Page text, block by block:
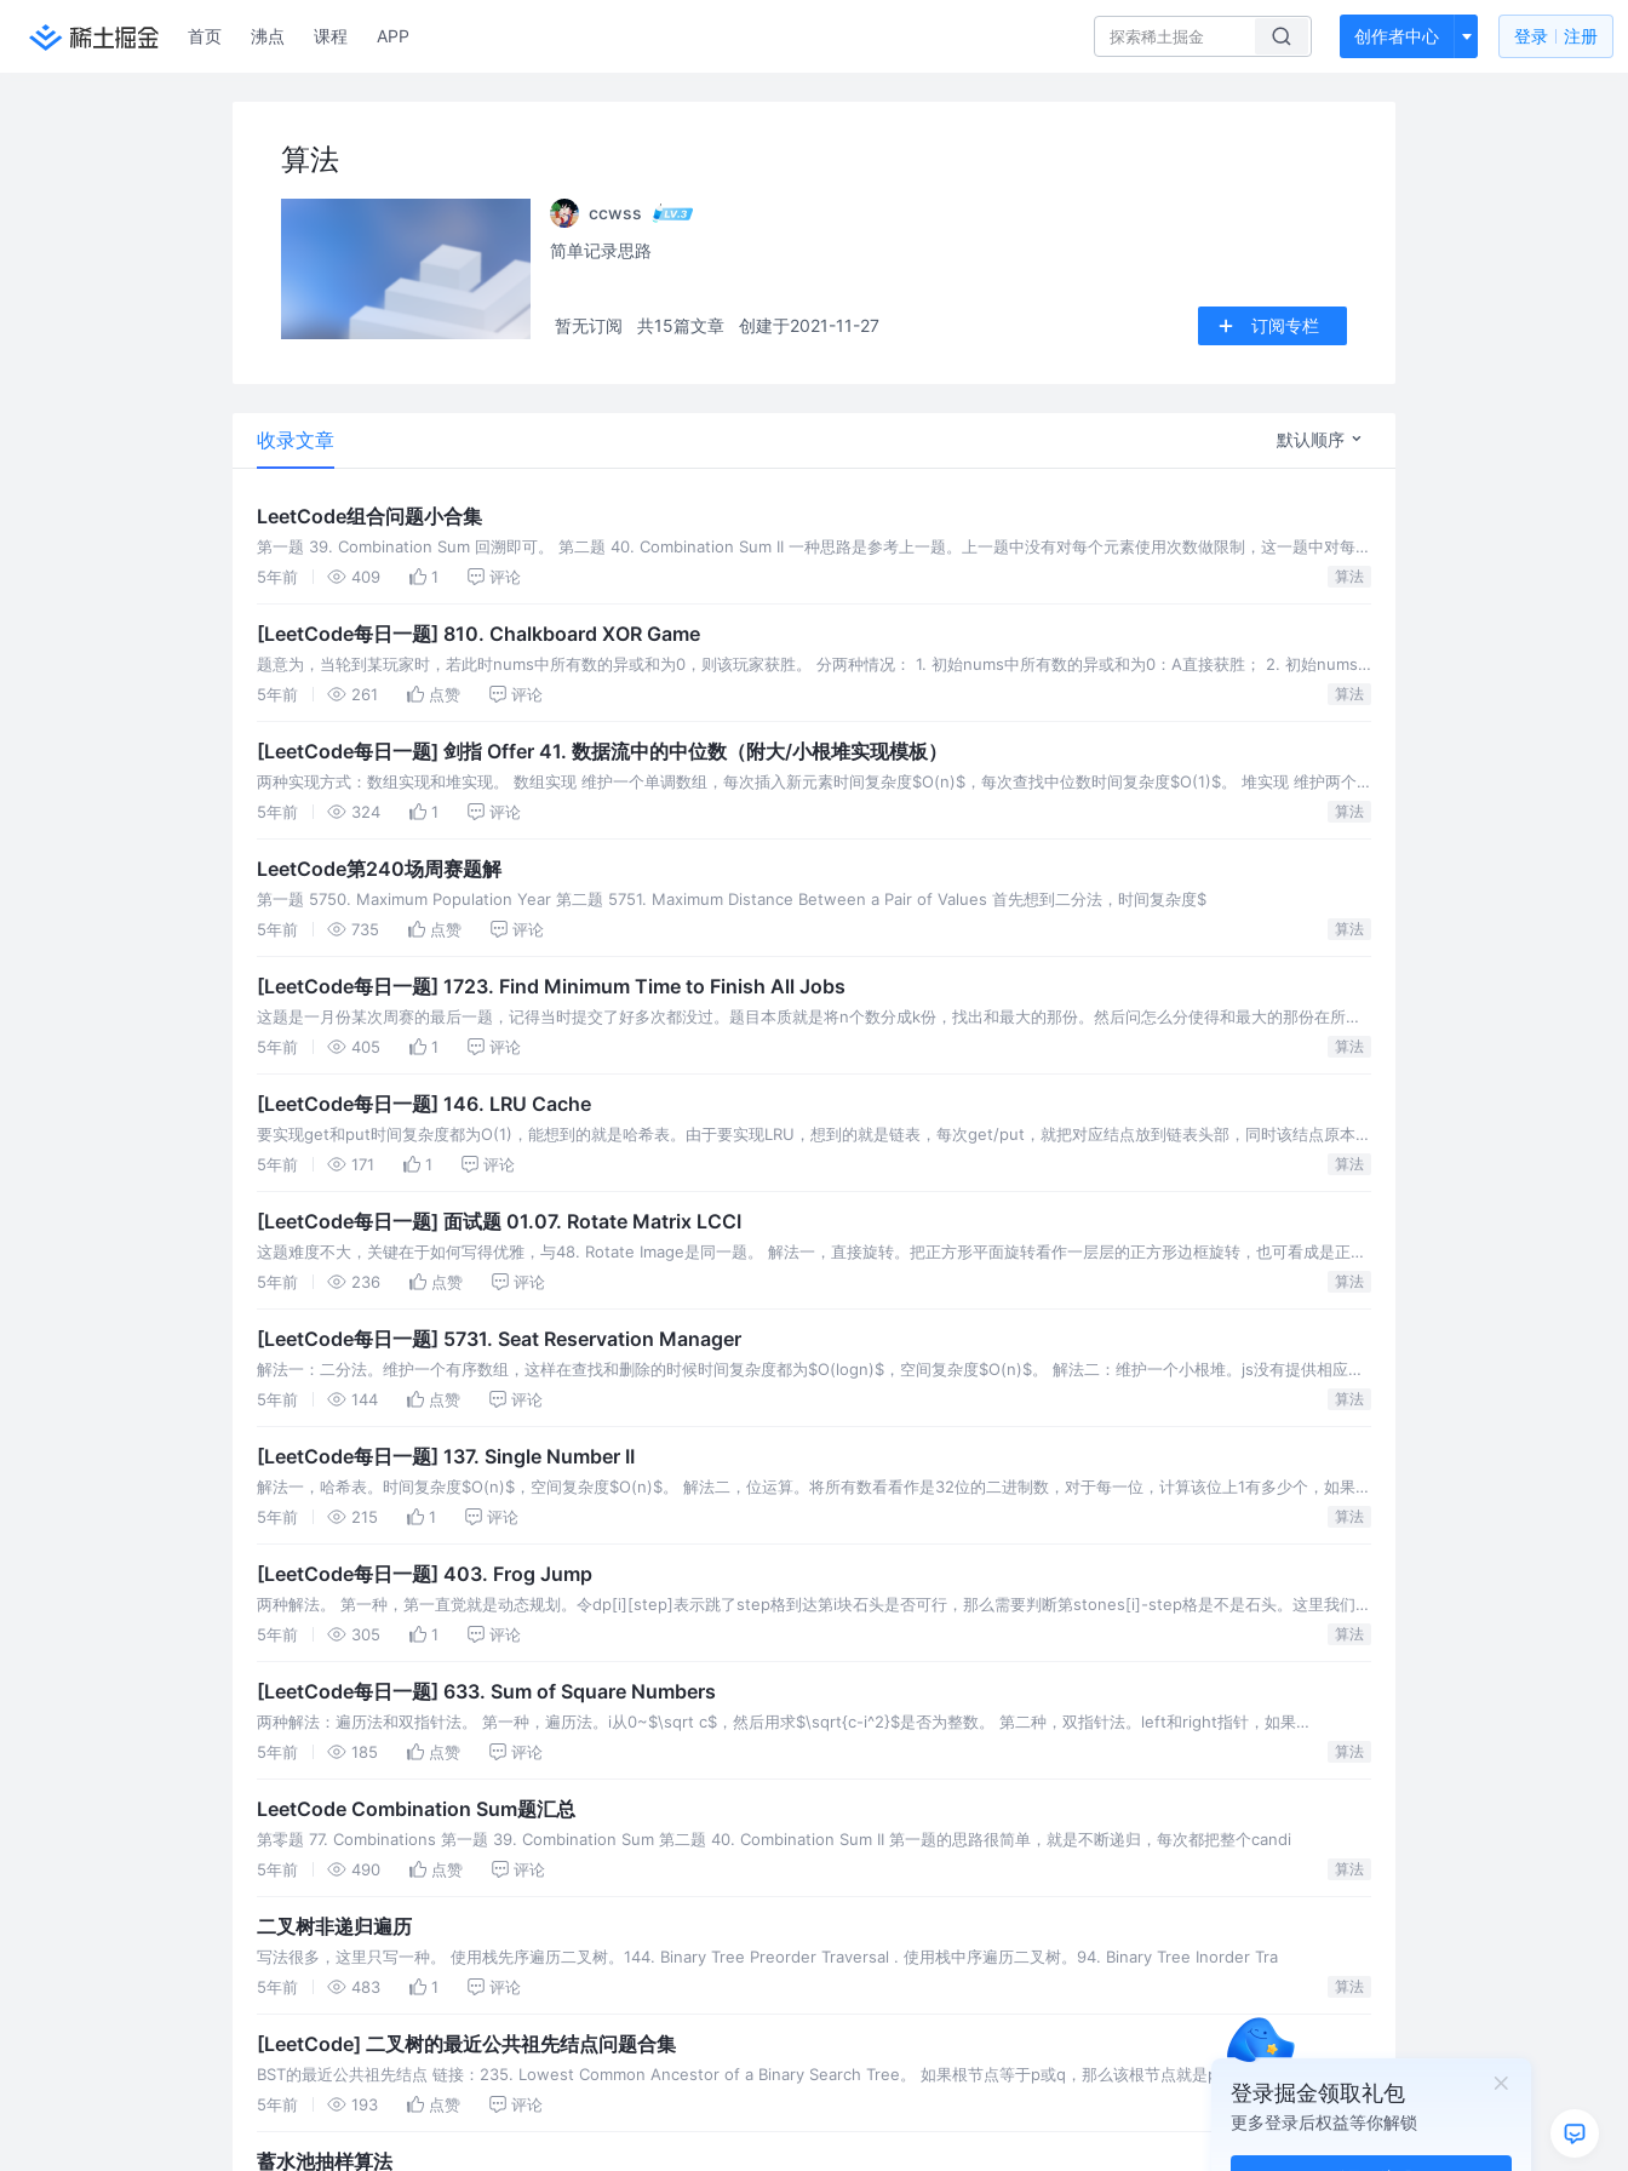
首页 沸点 课程 APP 创作者中心 登录 注册
算法
ccwss
简单记录思路
暂无订阅 共15篇文章 创建于2021-11-27 订阅专栏
收录文章 默认顺序
LeetCode组合问题小合集
第一题 39. Combination Sum 回溯即可。 第二题 40. Combination Sum II 一种思路是参考上一题。上一题中没有对每个元素使用次数做限制，这一题中对每个
元素使用次数
5年前 409 1 评论 算法
[LeetCode每日一题] 810. Chalkboard XOR Game
题意为，当轮到某玩家时，若此时nums中所有数的异或和为0，则该玩家获胜。 分两种情况： 1. 初始nums中所有数的异或和为0：A直接获胜； 2. 初始nums
中所有数的异或和不为0： a) num
5年前 261 点赞 评论 算法
[LeetCode每日一题] 剑指 Offer 41. 数据流中的中位数（附大/小根堆实现模板）
两种实现方式：数组实现和堆实现。 数组实现 维护一个单调数组，每次插入新元素时间复杂度$O(n)$，每次查找中位数时间复杂度$O(1)$。 堆实现 维护两个
堆maxHeap和minHeap，其中max
5年前 324 1 评论 算法
LeetCode第240场周赛题解
第一题 5750. Maximum Population Year 第二题 5751. Maximum Distance Between a Pair of Values 首先想到二分法，时间复杂度$
5年前
735 点赞 评论 算法
[LeetCode每日一题] 1723. Find Minimum Time to Finish All Jobs
这题是一月份某次周赛的最后一题，记得当时提交了好多次都没过。题目本质就是将n个数分成k份，找出和最大的那份。然后问怎么分使得和最大的那份在所有
分法中最小。 解法一：动态规划+状态压缩。 令dp[i][
5年前 405 1 评论 算法
[LeetCode每日一题] 146. LRU Cache
要实现get和put时间复杂度都为O(1)，能想到的就是哈希表。由于要实现LRU，想到的就是链表，每次get/put，就把对应结点放到链表头部，同时该结点原本的
prev和next都能接上，因此这条链表
5年前 171 1 评论 算法
[LeetCode每日一题] 面试题 01.07. Rotate Matrix LCCI
这题难度不大，关键在于如何写得优雅，与48. Rotate Image是同一题。 解法一，直接旋转。把正方形平面旋转看作一层层的正方形边框旋转，也可看成是正方
形边框上许多组四条边上的四个点间旋转互换位
5年前 236 点赞 评论 算法
[LeetCode每日一题] 5731. Seat Reservation Manager
解法一：二分法。维护一个有序数组，这样在查找和删除的时候时间复杂度都为$O(logn)$，空间复杂度$O(n)$。 解法二：维护一个小根堆。js没有提供相应的
库，只能手写。维护一棵可用数堆，堆本质是一
5年前 144 点赞 评论 算法
[LeetCode每日一题] 137. Single Number II
解法一，哈希表。时间复杂度$O(n)$，空间复杂度$O(n)$。 解法二，位运算。将所有数看看作是32位的二进制数，对于每一位，计算该位上1有多少个，如果刚
好是3的倍数个，说明要找的数该位上为0，否则
5年前 215 1 评论 算法
[LeetCode每日一题] 403. Frog Jump
两种解法。 第一种，第一直觉就是动态规划。令dp[i][step]表示跳了step格到达第i块石头是否可行，那么需要判断第stones[i]-step格是不是石头。这里我们转
换一下，第一层循环是i，第
5年前 305 1 评论 算法
[LeetCode每日一题] 633. Sum of Square Numbers
两种解法：遍历法和双指针法。 第一种，遍历法。i从0~$\sqrt c$，然后用求$\sqrt{c-i^2}$是否为整数。 第二种，双指针法。left和right指针，如果
$left^2+right^
5年前 185 点赞 评论 算法
LeetCode Combination Sum题汇总
第零题 77. Combinations 第一题 39. Combination Sum 第二题 40. Combination Sum II 第一题的思路很简单，就是不断递归，每次都把整个candi
5年前
490 点赞 评论 算法
二叉树非递归遍历
写法很多，这里只写一种。 使用栈先序遍历二叉树。144. Binary Tree Preorder Traversal . 使用栈中序遍历二叉树。94. Binary Tree Inorder Tra
5年前
483 1 评论 算法
[LeetCode] 二叉树的最近公共祖先结点问题合集
BST的最近公共祖先结点 链接：235. Lowest Common Ancestor of a Binary Search Tree。 如果根节点等于p或q，那么该根节点就是p和q的最近公共祖先结
点
5年前 193 点赞 评论 算法
蓄水池抽样算法
登录掘金领取礼包
更多登录后权益等你解锁